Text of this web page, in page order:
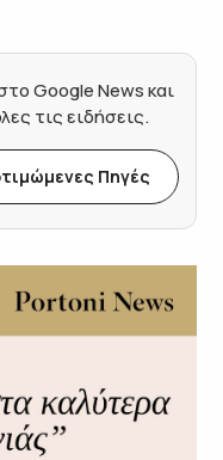
Google News και
τις ειδήσεις.
Πηγές